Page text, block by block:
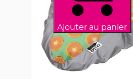
Ajouter au panier